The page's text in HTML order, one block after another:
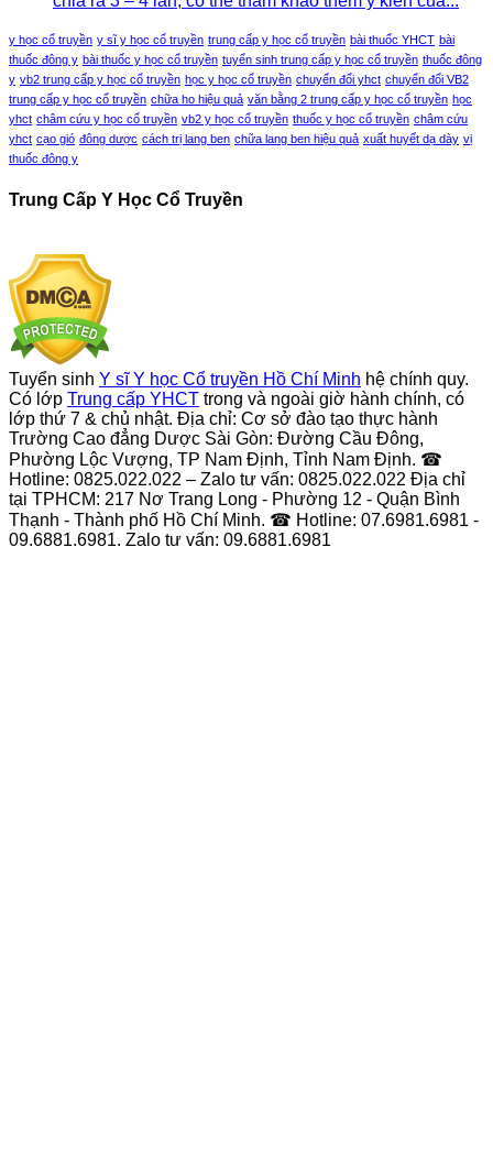
y học cổ truyền y sĩ y học cổ truyền trung cấp y học cổ truyền bài thuốc YHCT bài
thuốc đông y bài thuốc y học cổ truyền tuyển sinh trung cấp y học cổ truyền thuốc đông
y vb2 trung cấp y học cổ truyền học y học cổ truyền chuyển đổi yhct chuyển đổi VB2
trung cấp y học cổ truyền chữa ho hiệu quả văn bằng 2 trung cấp y học cổ truyền học
yhct châm cứu y học cổ truyền vb2 y học cổ truyền thuốc y học cổ truyền châm cứu
yhct cạo gió đông dược cách trị lang ben chữa lang ben hiệu quả xuất huyết dạ dày vị
thuốc đông y
Trung Cấp Y Học Cổ Truyền
Tuyển sinh Y sĩ Y học Cổ truyền Hồ Chí Minh hệ chính quy.
Có lớp Trung cấp YHCT trong và ngoài giờ hành chính, có
lớp thứ 7 & chủ nhật. Địa chỉ: Cơ sở đào tạo thực hành
Trường Cao đẳng Dược Sài Gòn: Đường Cầu Đông,
Phường Lộc Vượng, TP Nam Định, Tỉnh Nam Định. ☎
Hotline: 0825.022.022 – Zalo tư vấn: 0825.022.022 Địa chỉ
tại TPHCM: 217 Nơ Trang Long - Phường 12 - Quận Bình
Thạnh - Thành phố Hồ Chí Minh. ☎ Hotline: 07.6981.6981 -
09.6881.6981. Zalo tư vấn: 09.6881.6981